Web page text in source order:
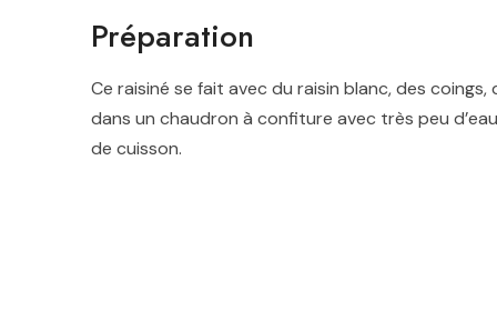
Préparation
Ce raisiné se fait avec du raisin blanc, des
dans un chaudron à confiture avec très peu
de cuisson.